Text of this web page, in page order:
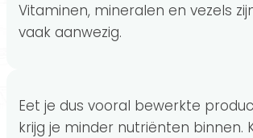
Vitaminen, mineralen en vezels
vaak aanwezig.
Eet je dus vooral bewerkte
krijg je minder nutriënten binnen.